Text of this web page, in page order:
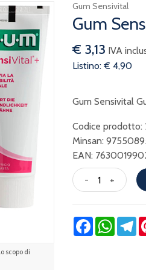
scopo di
Gum Sensivital
Gum
€ 3,13 IVA
Listino: € 4,90
Gum Sensivital
Codice
Minsan:
EAN:
- +
Facebook